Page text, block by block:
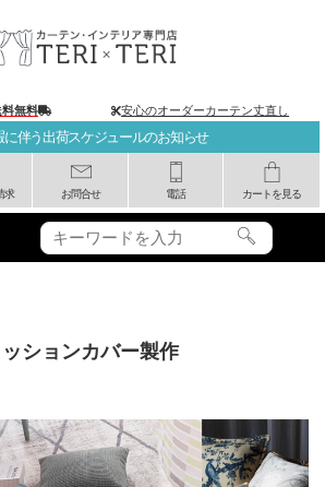
に伴う出荷スケジュールのお知らせ
求 お問合せ 電話 カートを見る
料無料 安心のオーダーカーテン丈直し
ションカバー製作